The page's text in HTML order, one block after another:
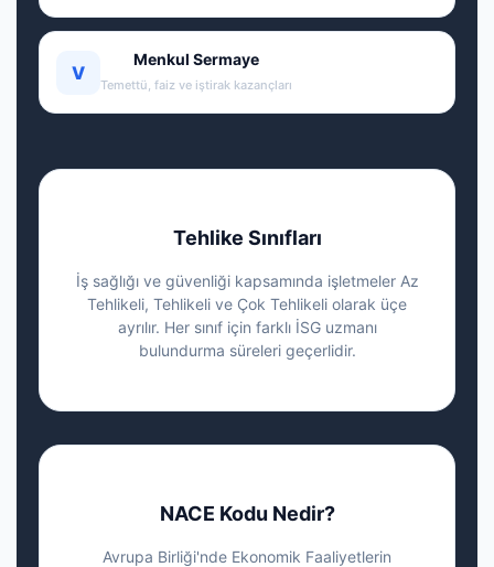
V
Menkul Sermaye
Temettü, faiz ve iştirak kazançları
Tehlike Sınıfları
İş sağlığı ve güvenliği kapsamında işletmeler Az
Tehlikeli, Tehlikeli ve Çok Tehlikeli olarak üçe
ayrılır. Her sınıf için farklı İSG uzmanı
bulundurma süreleri geçerlidir.
NACE Kodu Nedir?
Avrupa Birliği'nde Ekonomik Faaliyetlerin